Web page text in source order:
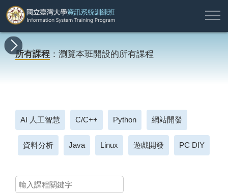
所
有
課
新
消
程
地
資
簡
業
名
名
資
於
本
願
專
註
登
入
所有課程 ：瀏覽本班開設的所有課程
AI 人工智慧 C/C++ Python 網站開發
資料分析 Java Linux 遊戲開發 PC DIY